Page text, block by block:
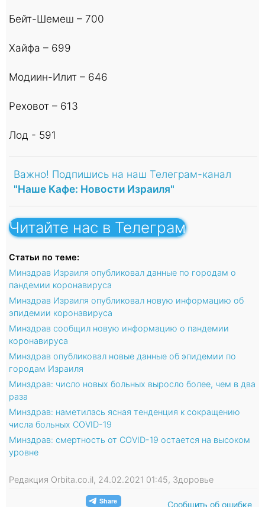
Бейт-Шемеш – 700
Хайфа – 699
Модиин-Илит – 646
Реховот – 613
Лод - 591
Важно! Подпишись на наш Телеграм-канал
"Наше Кафе: Новости Израиля"
Читайте нас в Телеграм
Статьи по теме:
Минздрав Израиля опубликовал данные по городам о
пандемии коронавируса
Минздрав Израиля опубликовал новую информацию об
эпидемии коронавируса
Минздрав сообщил новую информацию о пандемии
коронавируса
Минздрав опубликовал новые данные об эпидемии по
городам Израиля
Минздрав: число новых больных выросло более, чем в два
раза
Минздрав: наметилась ясная тенденция к сокращению
числа больных COVID-19
Минздрав: смертность от COVID-19 остается на высоком
уровне
Редакция Orbita.co.il, 24.02.2021 01:45, Здоровье
Сообщить об ошибке